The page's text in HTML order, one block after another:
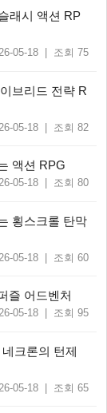
래시 액션 RP
05-18 | 조회 75
브리드 전략 R
05-18 | 조회 82
액션 RPG
05-18 | 조회 80
횡스크롤 탄막
05-18 | 조회 60
즐 어드벤처
05-18 | 조회 95
크론의 턴제
05-18 | 조회 65